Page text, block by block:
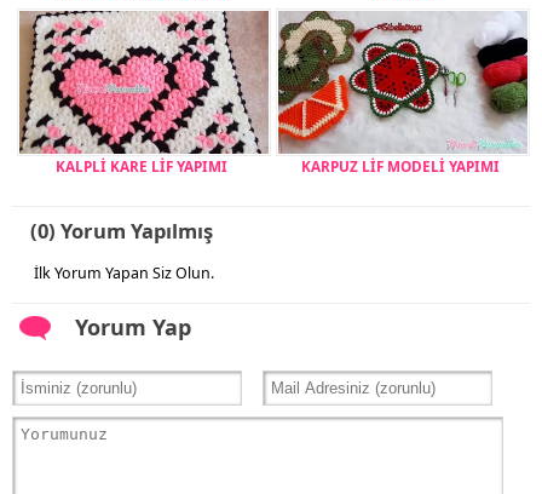
KALPLİ KARE LİF YAPIMI KARPUZ LİF MODELİ YAPIMI
(0) Yorum Yapılmış
İlk Yorum Yapan Siz Olun.
Yorum Yap